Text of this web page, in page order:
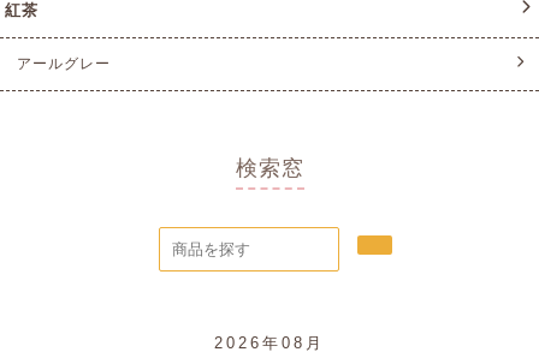
紅茶
アールグレー
検索窓
2026年08月